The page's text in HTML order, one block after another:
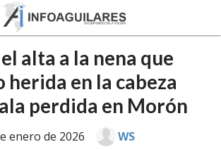
alta a la nena que
herida en la cabeza
perdida en Morón
enero de 2026 WS